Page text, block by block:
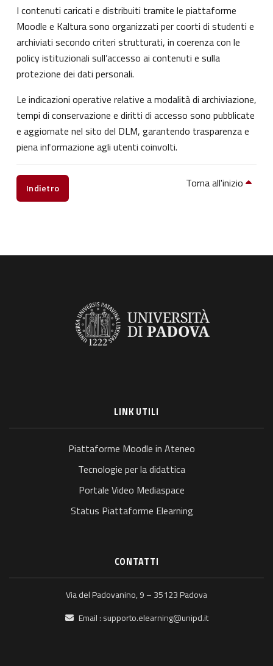
I contenuti caricati e distribuiti tramite le piattaforme
Moodle e Kaltura sono organizzati per coorti di studenti e
archiviati secondo criteri strutturati, in coerenza con le
policy istituzionali sull’accesso ai contenuti e sulla
protezione dei dati personali.
Le indicazioni operative relative a modalità di archiviazione,
tempi di conservazione e diritti di accesso sono pubblicate
e aggiornate nel sito del DLM, garantendo trasparenza e
piena informazione agli utenti coinvolti.
Indietro Torna all'inizio
LINK UTILI
Piattaforme Moodle in Ateneo
Tecnologie per la didattica
Portale Video Mediaspace
Status Piattaforme Elearning
CONTATTI
Via del Padovanino, 9 – 35123 Padova
Email : supporto.elearning@unipd.it